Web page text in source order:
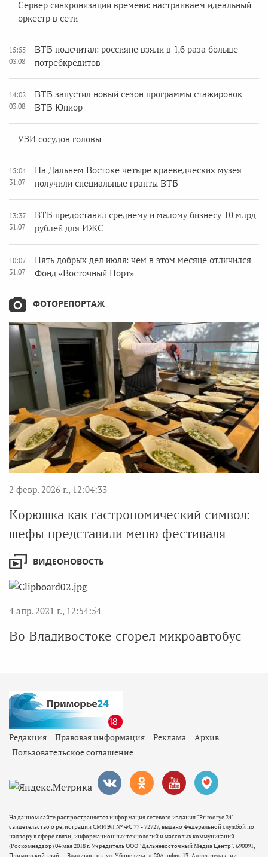
Сервер синхронизации времени: настраиваем идеальный
оркестр в сети
15:55
03.08
ВТБ подсчитал: россияне взяли в 1,6 раза больше
потребкредитов
14:02
03.08
ВТБ запустил новый сезон программы стажировок
ВТБ Юниор
УЗИ сосудов головы
15:04
31.07
На Дальнем Востоке четыре краеведческих музея
получили специальные гранты ВТБ
13:37
31.07
ВТБ предоставил среднему и малому бизнесу 10 млрд
рублей для ИЖС
10:07
31.07
Пять добрых дел июля: чем в этом месяце отличился
Фонд «Восточный Порт»
ФОТОРЕПОРТАЖ
2 февр. 2026 г., 12:04:33
Корюшка как гастрономический символ:
шефы представили меню фестиваля
ВИДЕОНОВОСТЬ
4 апр. 2021 г., 12:54:54
Во Владивостоке сгорел микроавтобус
Редакция Правовая информация Реклама
Архив
Пользовательское соглашение
На данном сайте распространяется информация сетевого издания "Primorye 24" -
свидетельство о регистрации СМИ ЭЛ № ФС 77 - 72727, выдано Федеральной службой по
надзору в сфере связи, информационных технологий и массовых коммуникаций
(Роскомнадзор) 04 мая 2018 г. Учредитель ООО "Дальневосточный Медиа Центр". 690091,